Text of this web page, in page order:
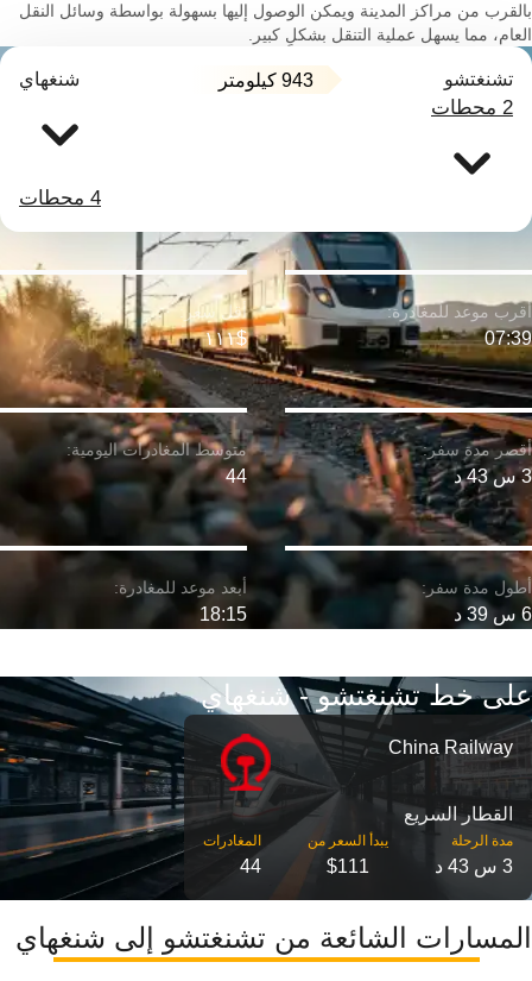
بالقرب من مراكز المدينة ويمكن الوصول إليها بسهولة بواسطة وسائل النقل
العام، مما يسهل عملية التنقل بشكلٍ كبير.
تشنغتشو 943 كيلومتر شنغهاي
2 محطات
4 محطات
3 س 43 د
07:39
6 س 39 د
$١١١
44
18:15
على خط تشنغتشو - شنغهاي
China Railway
القطار السريع
مدة الرحلة
3 س 43 د $111
44
المسارات الشائعة من تشنغتشو إلى شنغهاي